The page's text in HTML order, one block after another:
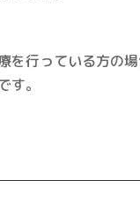
を行っている方の
。